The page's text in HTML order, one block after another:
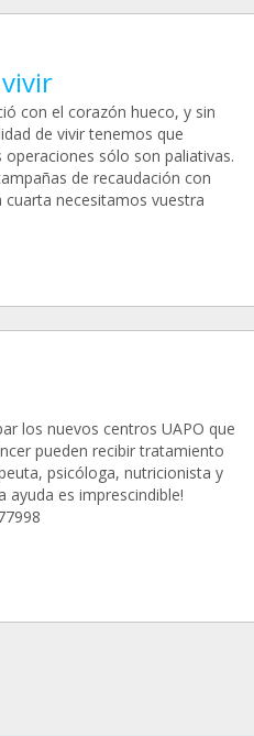
con el corazón hueco, y sin
de vivir tenemos que
sólo son paliativas.
de recaudación con
necesitamos vuestra
los nuevos centros UAPO que
pueden recibir tratamiento
psicóloga, nutricionista y
ayuda es imprescindible!